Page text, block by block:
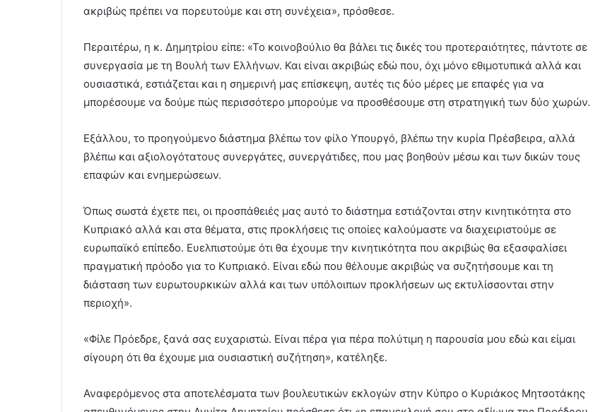
ακριβώς πρέπει να πορευτούμε και στη συνέχεια», πρόσθεσε.
Περαιτέρω, η κ. Δημητρίου είπε: «Το κοινοβούλιο θα βάλει τις δικές του προτεραιότητες, πάντοτε σε
συνεργασία με τη Βουλή των Ελλήνων. Και είναι ακριβώς εδώ που, όχι μόνο εθιμοτυπικά αλλά και
ουσιαστικά, εστιάζεται και η σημερινή μας επίσκεψη, αυτές τις δύο μέρες με επαφές για να
μπορέσουμε να δούμε πώς περισσότερο μπορούμε να προσθέσουμε στη στρατηγική των δύο χωρών.
Εξάλλου, το προηγούμενο διάστημα βλέπω τον φίλο Υπουργό, βλέπω την κυρία Πρέσβειρα, αλλά
βλέπω και αξιολογότατους συνεργάτες, συνεργάτιδες, που μας βοηθούν μέσω και των δικών τους
επαφών και ενημερώσεων.
Όπως σωστά έχετε πει, οι προσπάθειές μας αυτό το διάστημα εστιάζονται στην κινητικότητα στο
Κυπριακό αλλά και στα θέματα, στις προκλήσεις τις οποίες καλούμαστε να διαχειριστούμε σε
ευρωπαϊκό επίπεδο. Ευελπιστούμε ότι θα έχουμε την κινητικότητα που ακριβώς θα εξασφαλίσει
πραγματική πρόοδο για το Κυπριακό. Είναι εδώ που θέλουμε ακριβώς να συζητήσουμε και τη
διάσταση των ευρωτουρκικών αλλά και των υπόλοιπων προκλήσεων ως εκτυλίσσονται στην
περιοχή».
«Φίλε Πρόεδρε, ξανά σας ευχαριστώ. Είναι πέρα για πέρα πολύτιμη η παρουσία μου εδώ και είμαι
σίγουρη ότι θα έχουμε μια ουσιαστική συζήτηση», κατέληξε.
Αναφερόμενος στα αποτελέσματα των βουλευτικών εκλογών στην Κύπρο ο Κυριάκος Μητσοτάκης